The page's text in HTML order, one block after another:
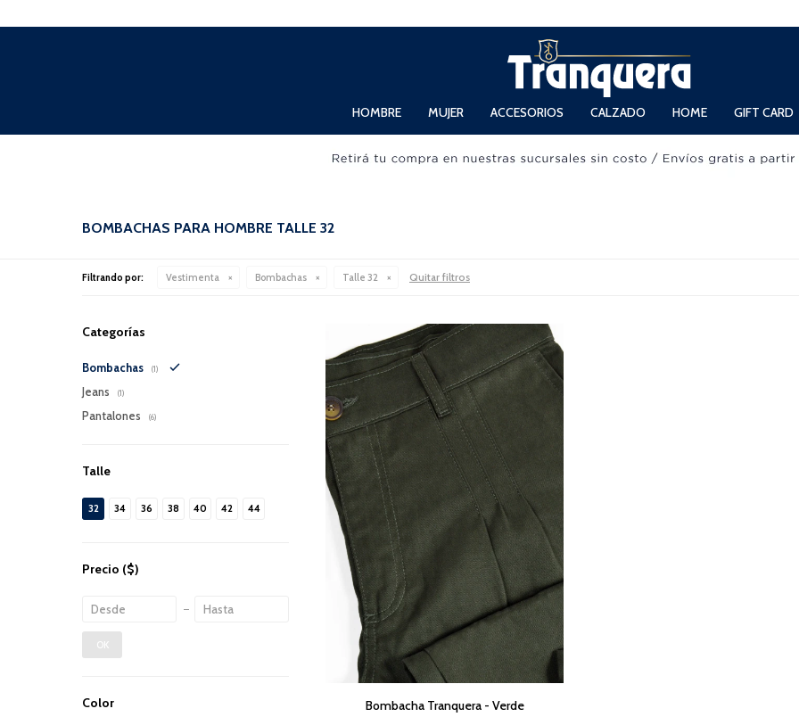
HOMBRE MUJER ACCESORIOS CALZADO HOME GIFT CARD
BOMBACHAS PARA HOMBRE TALLE 32
Filtrando por: Vestimenta Bombachas Talle 32 Quitar filtros
Bombacha Tranquera - Verde
Categorías
Bombachas (1)
Jeans (1)
Pantalones (6)
Talle
32 34 36 38 40 42 44
Precio ($)
OK
Color